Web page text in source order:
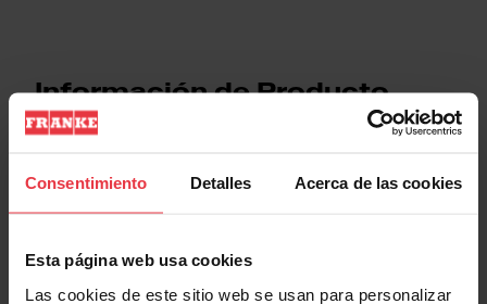
Consentimiento Detalles Acerca de las cookies
Esta página web usa cookies
Las cookies de este sitio web se usan para personalizar
Información de Producto
EAN/UPC